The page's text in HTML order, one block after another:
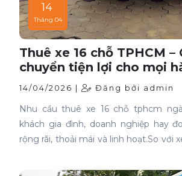
14
Tháng 04
Thuê xe 16 chỗ TPHCM –
chuyển tiện lợi cho mọi
14/04/2026 | Đăng bởi admin
Nhu cầu thuê xe 16 chỗ tphcm
khách gia đình, doanh nghiệp hay
rộng rãi, thoải mái và linh hoạt.So với
biệt, khi lựa chọn thuê xe có tài xế,